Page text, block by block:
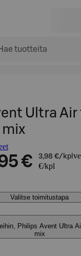
Ultra
mix
€ 3,98 €/kpl
€/kpl
Valitse toimitustapa
Philips Avent Ultra
mix